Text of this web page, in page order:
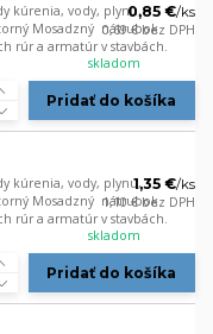
kúrenia, vody, plynu,
Mosadzný nátrubok
rúr a armatúr v stavbách.
0,85 €/ks
0,69 €bez DPH
skladom
Pridať do košíka
kúrenia, vody, plynu,
Mosadzný nátrubok
rúr a armatúr v stavbách.
1,35 €/ks
1,10 €bez DPH
skladom
Pridať do košíka